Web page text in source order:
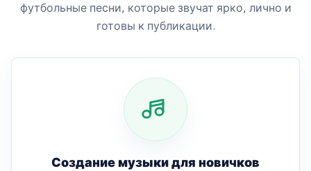
футбольные песни, которые звучат ярко, лично и
готовы к публикации.
Создание музыки для новичков